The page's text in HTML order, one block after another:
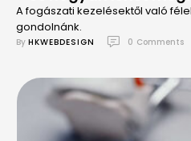
A fogászati kezelésektől való
gondolnánk.
By HKWEBDESIGN 0 Comments